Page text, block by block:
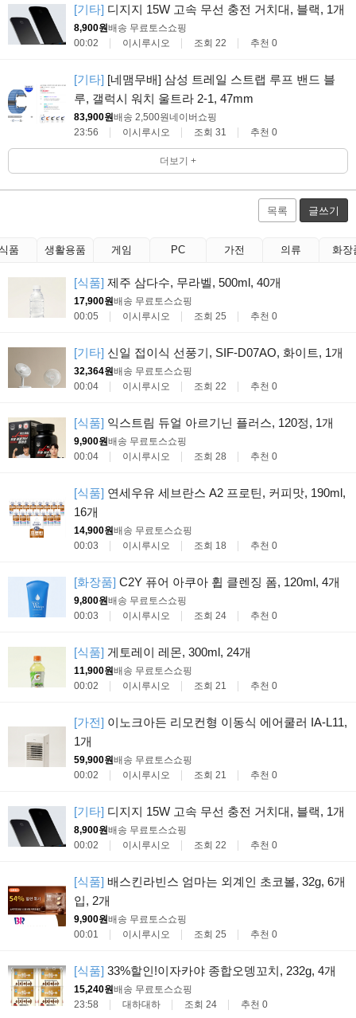
[기타] 디지지 15W 고속 무선 충전 거치대, 블랙, 1개
8,900원배송 무료 토스쇼핑
00:02
이시루시오 조회 22 추천 0
[기타] [네맴무배] 삼성 트레일 스트랩 루프 밴드 블
루, 갤럭시 워치 울트라 2-1, 47mm
83,900원배송 2,500원네이버쇼핑
23:56
이시루시오 조회 31 추천 0
더보기 +
목록 글쓰기
품 생활용품 게임 PC 가전 의류 화장
[식품] 제주 삼다수, 무라벨, 500ml, 40개
17,900원배송 무료 토스쇼핑
00:05
이시루시오 조회 25 추천 0
[기타] 신일 접이식 선풍기, SIF-D07AO, 화이트, 1개
32,364원배송 무료 토스쇼핑
00:04
이시루시오 조회 22 추천 0
[식품] 익스트림 듀얼 아르기닌 플러스, 120정, 1개
9,900원배송 무료 토스쇼핑
00:04
이시루시오 조회 28 추천 0
[식품] 연세우유 세브란스 A2 프로틴, 커피맛, 190ml,
16개
14,900원배송 무료 토스쇼핑
00:03
이시루시오 조회 18 추천 0
[화장품] C2Y 퓨어 아쿠아 휩 클렌징 폼, 120ml, 4개
9,800원배송 무료 토스쇼핑
00:03
이시루시오 조회 24 추천 0
[식품] 게토레이 레몬, 300ml, 24개
11,900원배송 무료 토스쇼핑
00:02
이시루시오 조회 21 추천 0
[가전] 이노크아든 리모컨형 이동식 에어쿨러 IA-L11,
1개
59,900원배송 무료 토스쇼핑
00:02
이시루시오 조회 21 추천 0
[기타] 디지지 15W 고속 무선 충전 거치대, 블랙, 1개
8,900원배송 무료 토스쇼핑
00:02
이시루시오 조회 22 추천 0
[식품] 배스킨라빈스 엄마는 외계인 초코볼, 32g, 6개
입, 2개
9,900원배송 무료 토스쇼핑
00:01
이시루시오 조회 25 추천 0
[식품] 33%할인!이자카야 종합오뎅꼬치, 232g, 4개
15,240원배송 무료 토스쇼핑
23:58
대하대하 조회 24 추천 0